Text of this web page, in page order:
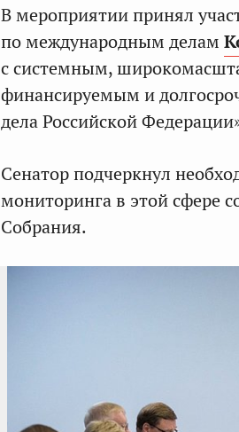
В мероприятии принял
по международным делам
с системным,
финансируемым и
дела Российской
Сенатор подчеркнул
мониторинга в этой сфере
Собрания.